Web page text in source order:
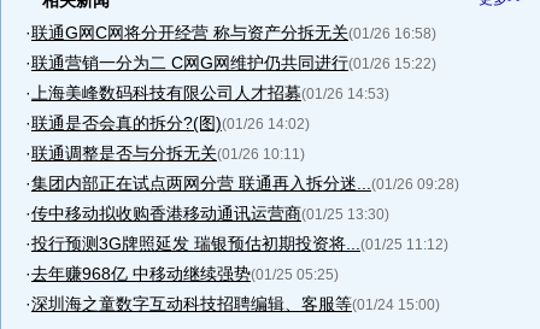
·联通G网C网将分开经营 称与资产分拆无关(01/26 16:58)
·联通营销一分为二 C网G网维护仍共同进行(01/26 15:22)
· 上海美峰数码科技有限公司人才招募(01/26 14:53)
·联通是否会真的拆分?(图)(01/26 14:02)
·联通调整是否与分拆无关(01/26 10:11)
·集团内部正在试点两网分营 联通再入拆分迷... (01/26 09:28)
·传中移动拟收购香港移动通讯运营商(01/25 13:30)
·投行预测3G牌照延发 瑞银预估初期投资将... (01/25 11:12)
·去年赚968亿 中移动继续强势(01/25 05:25)
·深圳海之童数字互动科技招聘编辑、客服等(01/24 15:00)